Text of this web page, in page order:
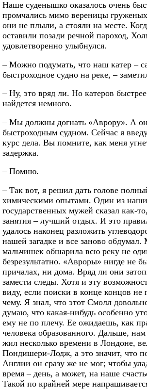
Наше суденышко оказалось очень
промчались мимо вереницы
они не плыли, а стояли на месте.
оставили позади речной пароход,
удовлетворенно улыбнулся.
– Можно подумать, что наш катер –
быстроходное судно на реке, –
– Ну, это вряд ли. Но катеров
найдется немного.
– Мы должны догнать «Аврору». А
быстроходным судном. Сейчас я
курс дела. Вы помните, как меня
задержка.
– Помню.
– Так вот, я решил дать голове
химическими опытами. Один из
государственных мужей сказал как-
занятия – лучший отдых. И это
удалось наконец разложить
нашей загадке и все заново обдумал.
мальчишек обшарила всю реку не
безрезультатно. «Авроры» нигде не
причалах, ни дома. Вряд ли они
замести следы. Хотя и эту
виду, если поиски в конце концов не
чему. Я знал, что этот Смолл
думаю, что какая-нибудь особенно
ему не по плечу. Ее ожидаешь, как
человека образованного. Дальше,
жил несколько времени в Лондоне,
Пондишери-Лодж, а это значит, что
Англии он сразу же не мог; чтобы
время – день, а может, на наше
Такой по крайней мере